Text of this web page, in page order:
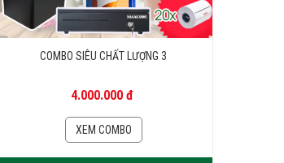
COMBO SIÊU CHẤT LƯỢNG 3
4.000.000 đ
XEM COMBO